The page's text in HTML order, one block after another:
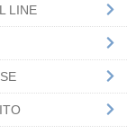
LINE